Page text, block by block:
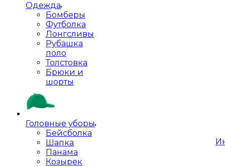
Одежда
Бомберы
Футболка
Лонгсливы
Рубашка
поло
Толстовка
Брюки и
шорты
Головные уборы
Бейсболка
Шапка
Панама
Козырек